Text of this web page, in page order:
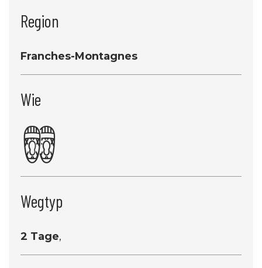
Region
Franches-Montagnes
Wie
Wegtyp
2 Tage,